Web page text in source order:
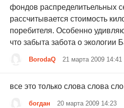
фондов распределитьельных
рассчитывается стоимость
поребителя. Особенно
что забыта забота о экологии
BorodaQ 21 марта 2009 14:41
все это только слова слова
богдан 20 марта 2009 14:23